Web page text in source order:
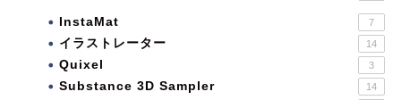
InstaMat 7
イラストレーター 14
Quixel 3
Substance 3D Sampler 14